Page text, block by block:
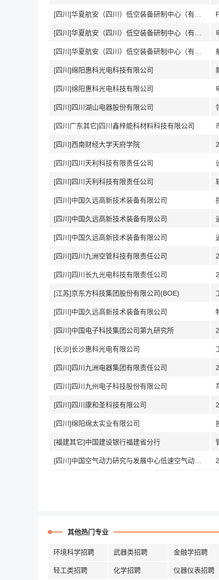
[四川]绵阳惠科光电科技有限公司
[四川]绵阳惠科光电科技有限公司
[四川]四川湖山电器股份有限公司
[四川广东其它]四川鑫梓能科材料科技有限公司
[四川]西南财经大学天府学院
[四川]四川天利科技有限责任公司
[四川]四川天利科技有限责任公司
[四川]中国久远高新技术装备有限公司
[四川]中国久远高新技术装备有限公司
[四川]中国久远高新技术装备有限公司
[四川]四川九洲空管科技有限责任公司
[四川]四川长九光电科技有限责任公司
[江苏]京东方科技集团股份有限公司(BOE)
[四川]中国久远高新技术装备有限公司
[四川]中国电子科技集团公司第九研究所
[长沙]长沙惠科光电有限公司
[四川]四川九洲电器集团有限责任公司
[四川]四川九州电子科技股份有限公司
[四川]四川康和圣科技有限公司
[四川]绵阳绵太实业有限公司
[福建其它]中国建设银行福建省分行
其他热门专业
环境科学招聘 武器类招聘 金融学招聘
轻工类招聘 化学招聘 仪器仪表招聘